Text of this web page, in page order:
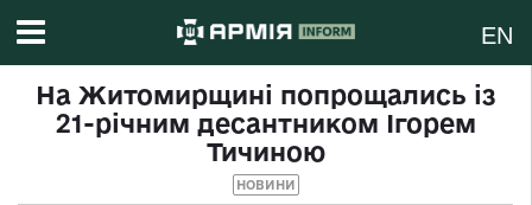
EN
На Житомирщині попрощались із
21-річним десантником Ігорем
Тичиною
НОВИНИ